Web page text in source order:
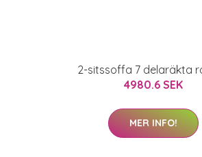
2-sitssoffa 7 delaräkta
4980.6 SEK
MER INFO!